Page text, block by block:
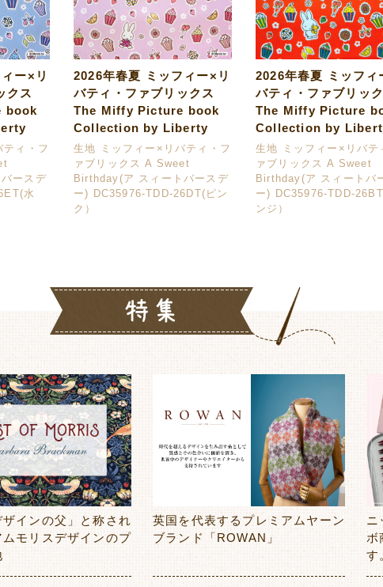
ー×リ
クス
book
ィ・フ
ースデ
水
2026年春夏 ミッフィー×リ
バティ・ファブリックス
The Miffy Picture book
Collection by Liberty
生地 ミッフィー×リバティ・フ
ァブリックス A Sweet
Birthday(ア スィートバースデ
ー) DC35976-TDD-26DT(ピン
ク）
2026年春夏 ミッフィ
バティ・ファブリッ
The Miffy Picture
Collection by
生地 ミッフィー×リバテ
ァブリックス A Sweet
Birthday(ア スィートバ
ー) DC35976-TDD-
ンジ）
ザインの父」と称され
ムモリスデザインのプ
英国を代表するプレミアムヤーン
ブランド「ROWAN」
ニ
ボ
す